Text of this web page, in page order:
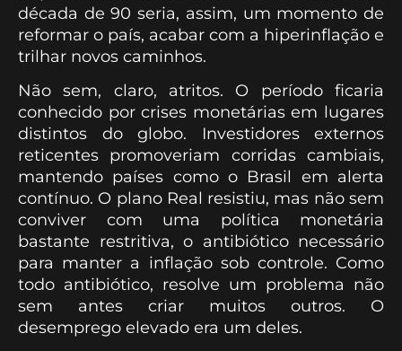
década de 90 seria, assim, um momento de
reformar o país, acabar com a hiperinflação e
trilhar novos caminhos.
Não sem, claro, atritos. O período ficaria
conhecido por crises monetárias em lugares
distintos do globo. Investidores externos
reticentes promoveriam corridas cambiais,
mantendo países como o Brasil em alerta
contínuo. O plano Real resistiu, mas não sem
conviver com uma política monetária
bastante restritiva, o antibiótico necessário
para manter a inflação sob controle. Como
todo antibiótico, resolve um problema não
sem antes criar muitos outros. O
desemprego elevado era um deles.